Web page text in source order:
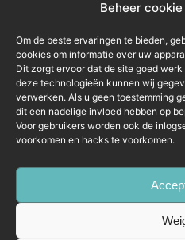
Beheer
Om de beste ervaringen te bieden,
cookies om informatie over uw
Dit zorgt ervoor dat de site goed
deze technologieën kunnen wij
verwerken. Als u geen toestemming
dit een nadelige invloed hebben op
Voor gebruikers worden ook de
voorkomen en hacks te voorkomen.